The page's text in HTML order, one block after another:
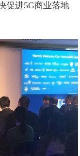
促进5G商业落地